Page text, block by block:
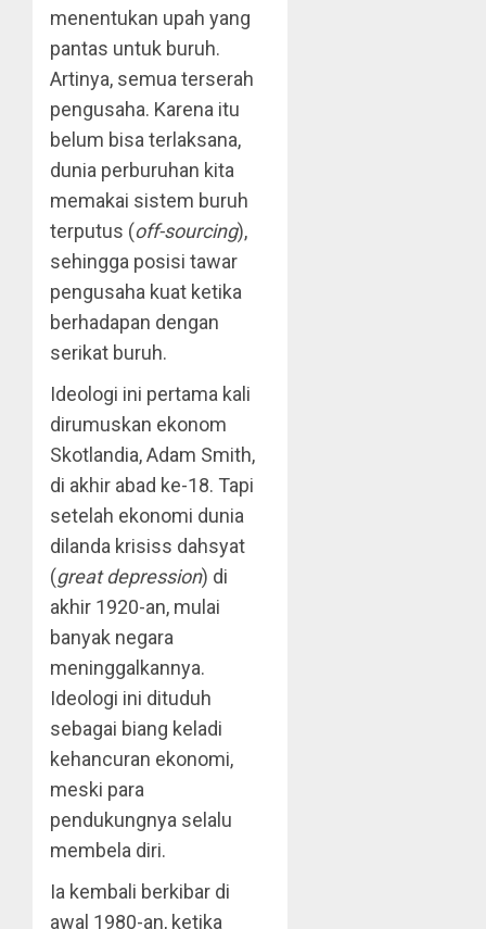
menentukan upah yang
pantas untuk buruh.
Artinya, semua terserah
pengusaha. Karena itu
belum bisa terlaksana,
dunia perburuhan kita
memakai sistem buruh
terputus (off-sourcing),
sehingga posisi tawar
pengusaha kuat ketika
berhadapan dengan
serikat buruh.
Ideologi ini pertama kali
dirumuskan ekonom
Skotlandia, Adam Smith,
di akhir abad ke-18. Tapi
setelah ekonomi dunia
dilanda krisiss dahsyat
(great depression) di
akhir 1920-an, mulai
banyak negara
meninggalkannya.
Ideologi ini dituduh
sebagai biang keladi
kehancuran ekonomi,
meski para
pendukungnya selalu
membela diri.
Ia kembali berkibar di
awal 1980-an, ketika